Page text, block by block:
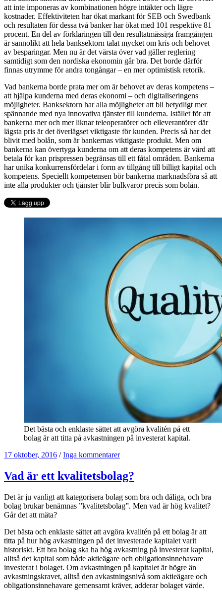
att inte imponeras av kombinationen högre intäkter och lägre
kostnader. Effektiviteten har ökat markant för SEB och Swedbank
och resultaten för dessa två banker har ökat med 101 respektive 81
procent. En del av förklaringen till den resultatmässiga framgången
är sannolikt att hela banksektorn talat mycket om kris och behovet
av besparingar. Men nu är det värsta över vad gäller reglering
samtidigt som den nordiska ekonomin går bra. Det borde därför
finnas utrymme för andra tongångar – en mer optimistisk retorik.
Vad bankerna borde prata mer om är behovet av deras kompetens –
att hjälpa kunderna med deras ekonomi – och digitaliseringens
möjligheter. Banksektorn har alla möjligheter att bli betydligt mer
spännande med nya innovativa tjänster till kunderna. Istället för att
bankerna mer och mer liknar teleoperatörer och elleverantörer där
lägsta pris är det överlägset viktigaste för kunden. Precis så har det
blivit med bolån, som är bankernas viktigaste produkt. Men om
bankerna kan övertyga kunderna om att deras kompetens är värd att
betala för kan prispressen begränsas till ett fåtal områden. Bankerna
har unika konkurrensfördelar i form av tillgång till billigt kapital och
kompetens. Speciellt kompetensen bör bankerna marknadsföra så att
inte alla produkter och tjänster blir bulkvaror precis som bolån.
Det bästa och enklaste sättet att avgöra kvalitén på ett
bolag är att titta på avkastningen på investerat kapital.
17 oktober, 2016 / Inga kommentarer
Vad är ett kvalitetsbolag?
Det är ju vanligt att kategorisera bolag som bra och dåliga, och bra
bolag brukar benämnas ”kvalitetsbolag”. Men vad är hög kvalitet?
Går det att mäta?
Det bästa och enklaste sättet att avgöra kvalitén på ett bolag är att
titta på hur hög avkastningen på det investerade kapitalet varit
historiskt. Ett bra bolag ska ha hög avkastning på investerat kapital,
alltså det kapital som både aktieägare och obligationsinnehavare
investerat i bolaget. Om avkastningen på kapitalet är högre än
avkastningskravet, alltså den avkastningsnivå som aktieägare och
obligationsinnehavare gemensamt kräver, adderar bolaget värde.